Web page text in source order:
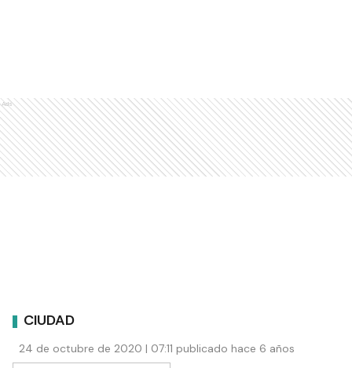
Ads
CIUDAD
24 de octubre de 2020 | 07:11 publicado hace 6 años